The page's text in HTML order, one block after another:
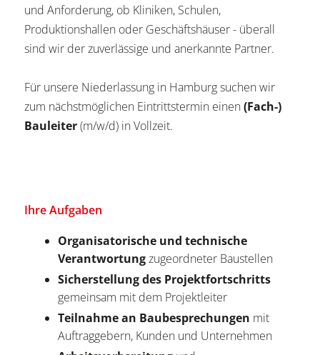
und Anforderung, ob Kliniken, Schulen,
Produktionshallen oder Geschäftshäuser - überall
sind wir der zuverlässige und anerkannte Partner.
Für unsere Niederlassung in Hamburg suchen wir
zum nächstmöglichen Eintrittstermin einen(Fach-)
Bauleiter(m/w/d) in Vollzeit.
Ihre Aufgaben
Organisatorische und technische
Verantwortungzugeordneter Baustellen
Sicherstellung des Projektfortschritts
gemeinsam mit dem Projektleiter
Teilnahme an Baubesprechungen mit
Auftraggebern, Kunden und Unternehmen